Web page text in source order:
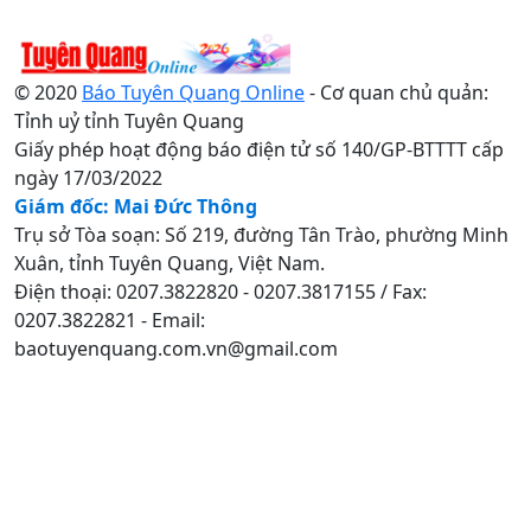
© 2020 Báo Tuyên Quang Online- Cơ quan chủ quản:
Tỉnh uỷ tỉnh Tuyên Quang
Giấy phép hoạt động báo điện tử số 140/GP-BTTTT cấp
ngày 17/03/2022
Giám đốc: Mai Đức Thông
Trụ sở Tòa soạn: Số 219, đường Tân Trào, phường Minh
Xuân, tỉnh Tuyên Quang, Việt Nam.
Điện thoại: 0207.3822820 - 0207.3817155 / Fax:
0207.3822821 - Email:
baotuyenquang.com.vn@gmail.com